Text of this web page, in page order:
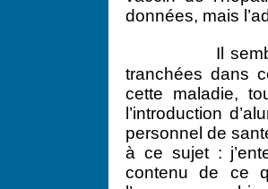
données, mais
Il
tranchées dans
cette maladie,
l’introduction
personnel de
à ce sujet :
contenu de ce